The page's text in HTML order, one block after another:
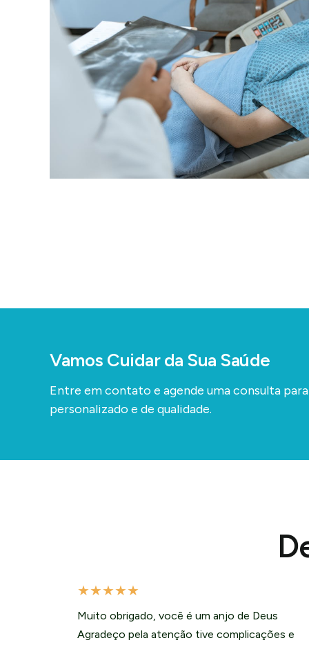
Vamos Cuidar da Sua Saúde
Entre em contato e agende uma consulta
personalizado e de qualidade.
★★★★★
Muito obrigado, você é um anjo de Deus
Agradeço pela atenção tive complicações e